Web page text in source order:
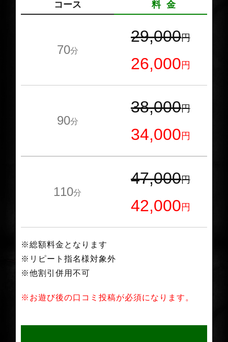
コース 料 金
70分
29,000円
26,000円
90分
38,000円
34,000円
110分
47,000円
42,000円
※総額料金となります
※リピート指名様対象外
※他割引併用不可
※お遊び後の口コミ投稿が必須になります。